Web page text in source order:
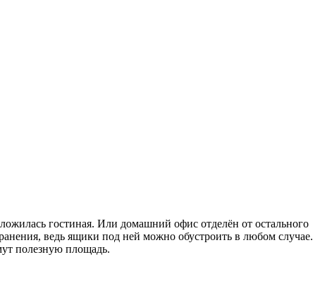
гостиная. Или домашний офис отделён от остального
ведь ящики под ней можно обустроить в любом случае.
полезную площадь.